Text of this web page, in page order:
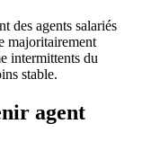
des agents salariés
majoritairement
intermittents du
stable.
agent